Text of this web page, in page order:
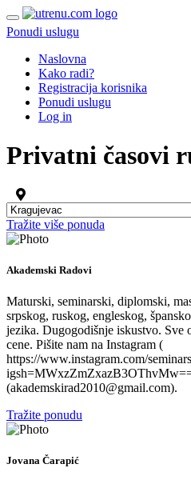
Ponudi uslugu
Naslovna
Kako radi?
Registracija korisnika
Ponudi uslugu
Log in
Privatni časovi
Tražite više ponuda
Akademski Radovi
Maturski, seminarski, diplomski,
srpskog, ruskog, engleskog,
jezika. Dugogodišnje iskustvo. Sve
cene. Pišite nam na Instagram (
https://www.instagram.com/
(akademskirad2010@gmail.com).
Tražite ponudu
Jovana Čarapić